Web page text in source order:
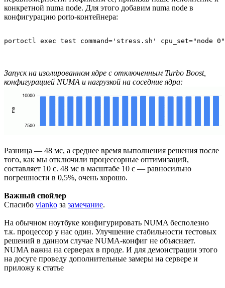
конкретной numa node. Для этого добавим numa node в
конфигурацию porto-контейнера:
portoctl exec test command='stress.sh' cpu_set="node 0"
Запуск на изолированном ядре с отключенным Turbo Boost,
конфигурацией NUMA и нагрузкой на соседние ядра:
Разница — 48 мс, а среднее время выполнения решения после
того, как мы отключили процессорные оптимизаций,
составляет 10 с. 48 мс в масштабе 10 с — равносильно
погрешности в 0,5%, очень хорошо.
Важный спойлер
Спасибо vlanko за замечание.
На обычном ноутбуке конфигурировать NUMA бесполезно
т.к. процессор у нас один. Улучшение стабильности тестовых
решений в данном случае NUMA-конфиг не объясняет.
NUMA важна на серверах в проде. И для демонстрации этого
на досуге проведу дополнительные замеры на сервере и
приложу к статье